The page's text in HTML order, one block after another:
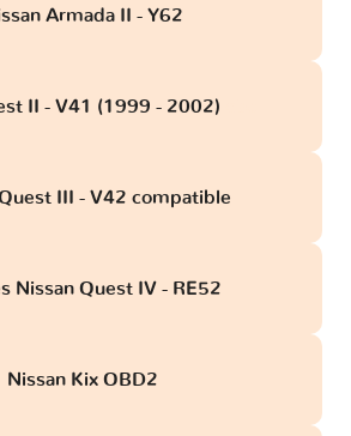
Armada II - Y62
II - V41 (1999 - 2002)
III - V42 compatible
Nissan Quest IV - RE52
Nissan Kix OBD2